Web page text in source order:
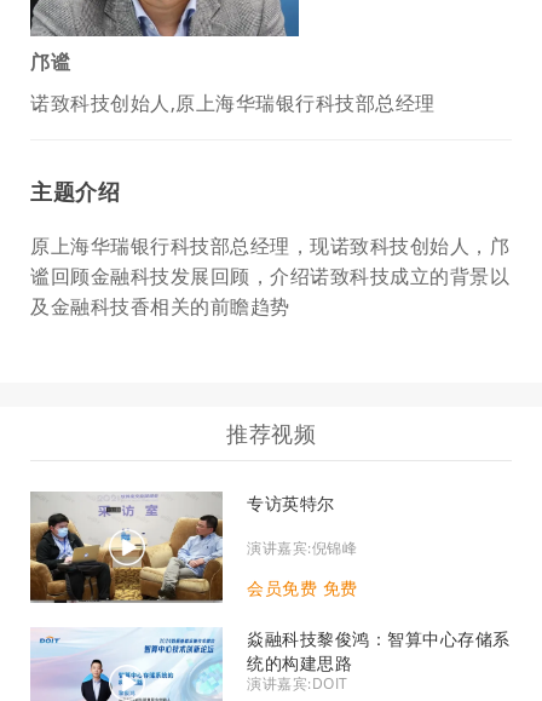
邝谧
诺致科技创始人,原上海华瑞银行科技部总经理
主题介绍
原上海华瑞银行科技部总经理，现诺致科技创始人，邝
谧回顾金融科技发展回顾，介绍诺致科技成立的背景以
及金融科技香相关的前瞻趋势
推荐视频
专访英特尔
演讲嘉宾:倪锦峰
会员免费 免费
焱融科技黎俊鸿：智算中心存储系
统的构建思路
演讲嘉宾:DOIT